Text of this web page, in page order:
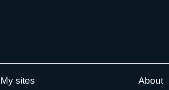
My sites About